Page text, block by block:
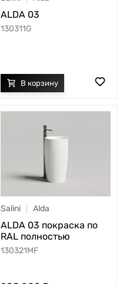
ALDA 03
130311G
Salini Alda
ALDA 03 покраска по
RAL полностью
130321MF